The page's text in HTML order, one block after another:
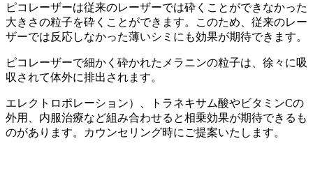
ピコレーザーは従来のレーザーでは砕くことができなかった
大きさの粒子を砕くことができます。このため、従来のレー
ザーでは反応しなかった薄いシミにも効果が期待できます。
ピコレーザーで細かく砕かれたメラニンの粒子は、徐々に吸
収されて体外に排出されます。
エレクトロポレーション）、トラネキサム酸やビタミンCの
外用、内服治療など組み合わせると相乗効果が期待できるも
のがあります。カウンセリング時にご提案いたします。